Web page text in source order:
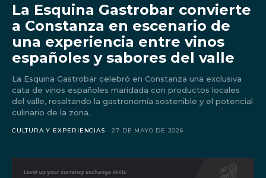
out!
La Esquina Gastrobar convierte
a Constanza en escenario de
una experiencia entre vinos
españoles y sabores del valle
La Esquina Gastrobar celebró en Constanza una exclusiva
cata de vinos españoles maridada con productos locales
del valle, resaltando la gastronomía sostenible y el potencial
culinario de la zona.
CULTURA Y EXPERIENCIAS 27 DE MAYO DE 2026